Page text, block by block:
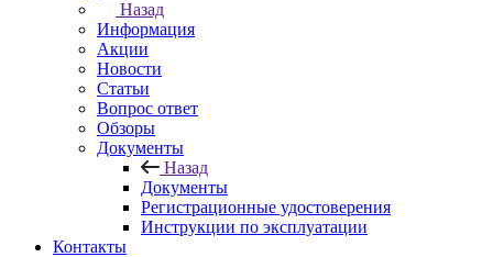
Назад
Информация
Акции
Новости
Статьи
Вопрос ответ
Обзоры
Документы
Назад
Документы
Регистрационные удостоверения
Инструкции по эксплуатации
Контакты